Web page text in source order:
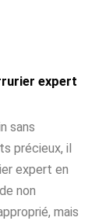
expert
sans
précieux, il
expert en
non
mais